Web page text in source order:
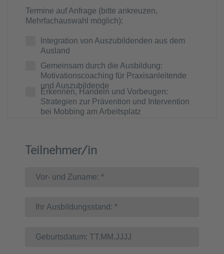
Termine auf Anfrage (bitte ankreuzen,
Mehrfachauswahl möglich):
Integration von Auszubildenden aus dem
Ausland
Gemeinsam durch die Ausbildung:
Motivationscoaching für Praxisanleitende
und Auszubildende
Erkennen, Handeln und Vorbeugen:
Strategien zur Prävention und Intervention
bei Mobbing am Arbeitsplatz
Teilnehmer/in